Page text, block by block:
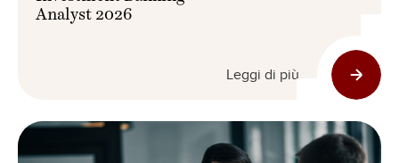
Analyst 2026
Leggi di più